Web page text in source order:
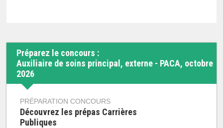
Préparez le concours :
Auxiliaire de soins principal, externe - PACA, octobre
2026
PRÉPARATION CONCOURS
Découvrez les prépas Carrières
Publiques